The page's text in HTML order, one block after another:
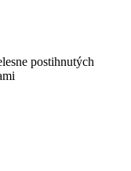
postihnutých